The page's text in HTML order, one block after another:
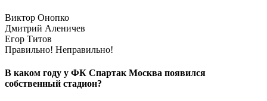
Виктор Онопко
Дмитрий Аленичев
Егор Титов
Правильно! Неправильно!
В каком году у ФК Спартак Москва появился
собственный стадион?